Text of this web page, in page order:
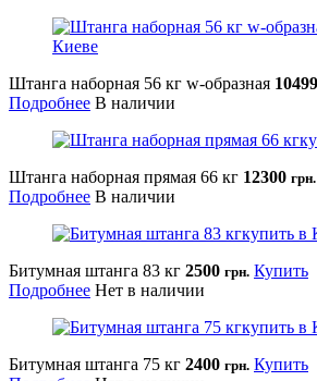
Штанга наборная 56 кг w-образная 10499
Подробнее В наличии
Штанга наборная прямая 66 кг 12300 грн.
Подробнее В наличии
Битумная штанга 83 кг 2500 грн. Купить
Подробнее Нет в наличии
Битумная штанга 75 кг 2400 грн. Купить